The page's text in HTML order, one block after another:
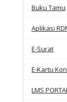
Buku Tamu
Aplikasi
E-Surat
E-Kartu
LMS